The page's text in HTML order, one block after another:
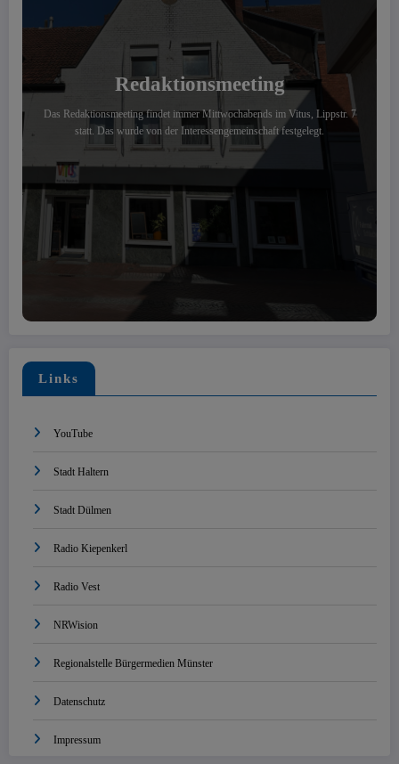
Redaktionsmeeting
Das Redaktionsmeeting findet immer Mittwochabends im Vitus, Lippstr. 7
statt. Das wurde von der Interessengemeinschaft festgelegt.
Links
YouTube
Stadt Haltern
Stadt Dülmen
Radio Kiepenkerl
Radio Vest
NRWision
Regionalstelle Bürgermedien Münster
Datenschutz
Impressum